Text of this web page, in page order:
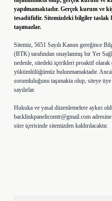
yapılmamaktadır. Gerçek kurum ve
tesadüfidir. Sitemizdeki bilgiler taslak
taşımazlar.
Sitemiz, 5651 Sayılı Kanun gereğince
(BTK) tarafından onaylanmış bir Yer
nedenle, sitedeki içerikleri proaktif olarak
yükümlülüğümüz bulunmamaktadır.
sorumluluğunu taşımakta olup, siteye
sayılırlar.
Hukuka ve yasal düzenlemelere aykırı
backlinkpanelicomtr@gmail.com
süre içerisinde sitemizden kaldırılacaktır.